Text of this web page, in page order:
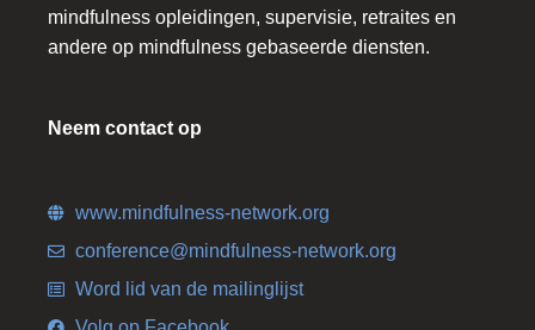
mindfulness opleidingen, supervisie, retraites en
andere op mindfulness gebaseerde diensten.
Neem contact op
www.mindfulness-network.org
conference@mindfulness-network.org
Word lid van de mailinglijst